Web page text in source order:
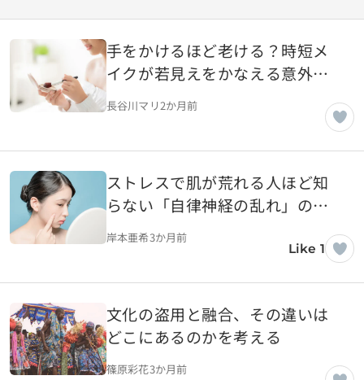
手をかけるほど老ける？時短メ
イクが若見えをかなえる意外な
メカニズム
長谷川マリ2か月前
ストレスで肌が荒れる人ほど知
らない「自律神経の乱れ」の正
体
岸本亜希3か月前
Like 1
文化の盗用と融合、その違いは
どこにあるのかを考える
篠原彩花3か月前